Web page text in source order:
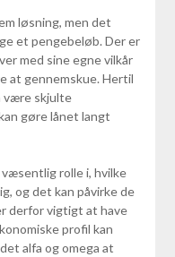
løsning, men det
et pengebeløb. Der er
med sine egne vilkår
at gennemskue. Hertil
være skjulte
gøre lånet langt
rolle i, hvilke
og det kan påvirke de
derfor vigtigt at have
profil kan
alfa og omega at